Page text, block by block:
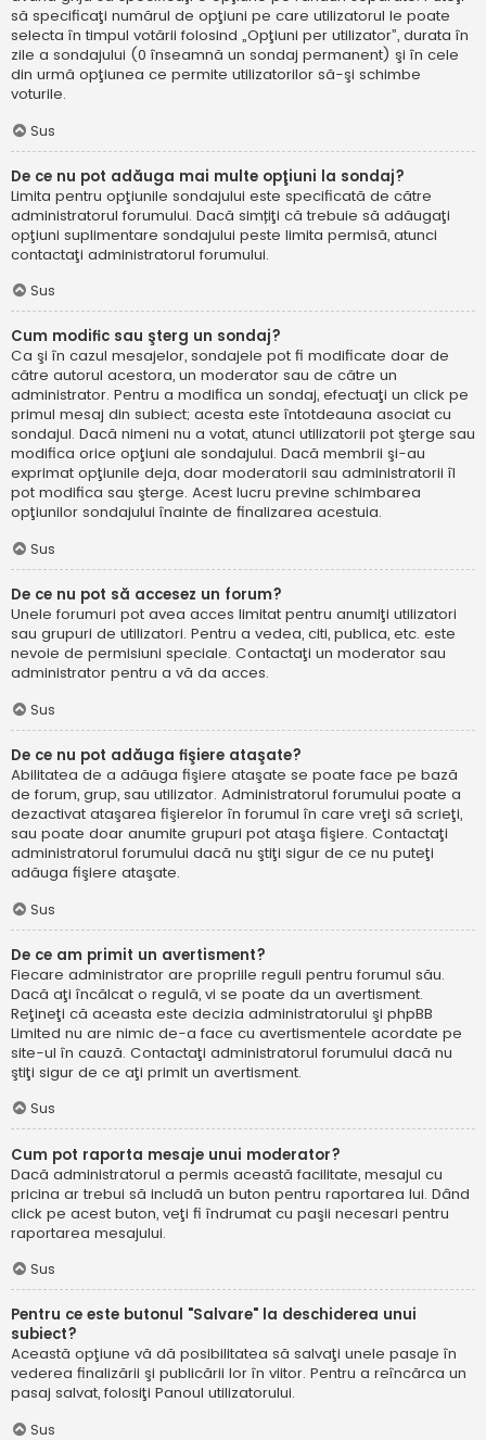
să specificaţi numărul de opţiuni pe care utilizatorul le poate
selecta în timpul votării folosind „Opţiuni per utilizator”, durata în
zile a sondajului (0 înseamnă un sondaj permanent) şi în cele
din urmă opţiunea ce permite utilizatorilor să-şi schimbe
voturile.
Sus
De ce nu pot adăuga mai multe opţiuni la sondaj?
Limita pentru opţiunile sondajului este specificată de către
administratorul forumului. Dacă simțiţi că trebuie să adăugaţi
opţiuni suplimentare sondajului peste limita permisă, atunci
contactaţi administratorul forumului.
Sus
Cum modific sau şterg un sondaj?
Ca şi în cazul mesajelor, sondajele pot fi modificate doar de
către autorul acestora, un moderator sau de către un
administrator. Pentru a modifica un sondaj, efectuaţi un click pe
primul mesaj din subiect; acesta este întotdeauna asociat cu
sondajul. Dacă nimeni nu a votat, atunci utilizatorii pot şterge sau
modifica orice opţiuni ale sondajului. Dacă membrii şi-au
exprimat opţiunile deja, doar moderatorii sau administratorii îl
pot modifica sau şterge. Acest lucru previne schimbarea
opţiunilor sondajului înainte de finalizarea acestuia.
Sus
De ce nu pot să accesez un forum?
Unele forumuri pot avea acces limitat pentru anumiţi utilizatori
sau grupuri de utilizatori. Pentru a vedea, citi, publica, etc. este
nevoie de permisiuni speciale. Contactaţi un moderator sau
administrator pentru a vă da acces.
Sus
De ce nu pot adăuga fişiere ataşate?
Abilitatea de a adăuga fişiere ataşate se poate face pe bază
de forum, grup, sau utilizator. Administratorul forumului poate a
dezactivat ataşarea fişierelor în forumul în care vreţi să scrieţi,
sau poate doar anumite grupuri pot ataşa fişiere. Contactaţi
administratorul forumului dacă nu ştiţi sigur de ce nu puteţi
adăuga fişiere ataşate.
Sus
De ce am primit un avertisment?
Fiecare administrator are propriile reguli pentru forumul său.
Dacă aţi încălcat o regulă, vi se poate da un avertisment.
Reţineţi că aceasta este decizia administratorului şi phpBB
Limited nu are nimic de-a face cu avertismentele acordate pe
site-ul în cauză. Contactaţi administratorul forumului dacă nu
ştiţi sigur de ce aţi primit un avertisment.
Sus
Cum pot raporta mesaje unui moderator?
Dacă administratorul a permis această facilitate, mesajul cu
pricina ar trebui să includă un buton pentru raportarea lui. Dând
click pe acest buton, veţi fi îndrumat cu paşii necesari pentru
raportarea mesajului.
Sus
Pentru ce este butonul "Salvare" la deschiderea unui
subiect?
Această opţiune vă dă posibilitatea să salvaţi unele pasaje în
vederea finalizării şi publicării lor în viitor. Pentru a reîncărca un
pasaj salvat, folosiţi Panoul utilizatorului.
Sus